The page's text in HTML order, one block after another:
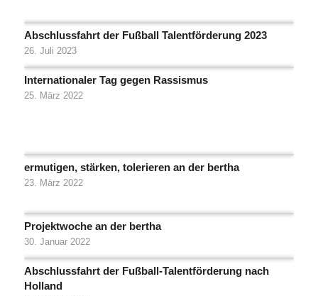
Abschlussfahrt der Fußball Talentförderung 2023
26. Juli 2023
Internationaler Tag gegen Rassismus
25. März 2022
ermutigen, stärken, tolerieren an der bertha
23. März 2022
Projektwoche an der bertha
30. Januar 2022
Abschlussfahrt der Fußball-Talentförderung nach
Holland